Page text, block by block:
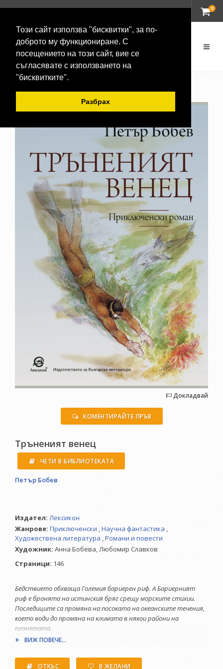
Този сайт използва "бисквитки", за по-
доброто му функциониране. С
посещението на този сайт, вие се
съгласявате с използването на
"бисквитките".
Разбрах
0
-20 %
Докладвай
КОМЕНТИРАЙТЕ ПРЪВ
Тръненият венец
ЧЕТИ В БИБЛИОТЕКАТА
Петър Бобев
Издател: Лексикон
Жанрове: Приключенски ,Научна фантастика ,
Художествена литература ,Романи и повести
Художник: Анна Бобева,Любомир Славков
Страници: 146
Бедствието обхваща Големия бариерен риф. А Бариерният
риф е бронята на истинския бряг срещу морските стихии.
Последиците са промяна на посоката на океанските течения,
което води до промяна на климата в някои райони на
планетата.
коралите води до екологична катастрофа
ВИЖ ПОВЕЧЕ...
ОТКЪС В ЖЕЛАНИ